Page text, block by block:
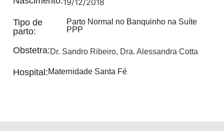
19/12/2018
Tipo de
parto:
Parto Normal no Banquinho na Suíte
PPP
Obstetra:Dr. Sandro Ribeiro, Dra. Alessandra Cotta
Hospital:Maternidade Santa Fé